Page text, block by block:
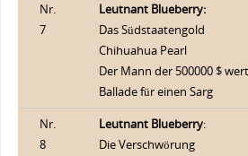
Nr.
7
Leutnant Blueberry:
Das Südstaatengold
Chihuahua Pearl
Der Mann der 500000 $
Ballade für einen Sarg
Nr.
8
Leutnant Blueberry:
Die Verschwörung